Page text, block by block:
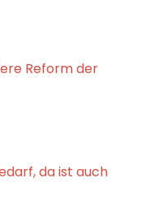
Reform der
da ist auch